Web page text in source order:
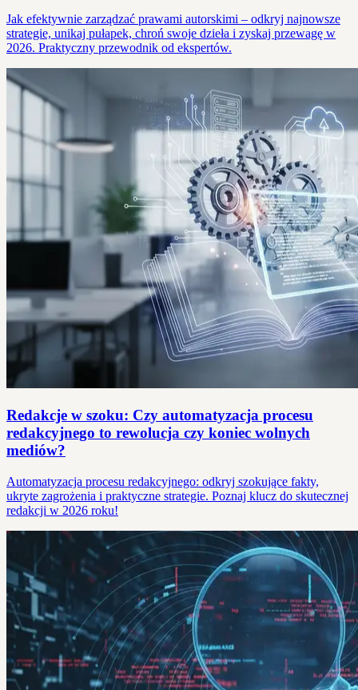
Jak efektywnie zarządzać prawami autorskimi – odkryj najnowsze
strategie, unikaj pułapek, chroń swoje dzieła i zyskaj przewagę w
2026. Praktyczny przewodnik od ekspertów.
Redakcje w szoku: Czy automatyzacja procesu
redakcyjnego to rewolucja czy koniec wolnych
mediów?
Automatyzacja procesu redakcyjnego: odkryj szokujące fakty,
ukryte zagrożenia i praktyczne strategie. Poznaj klucz do skutecznej
redakcji w 2026 roku!